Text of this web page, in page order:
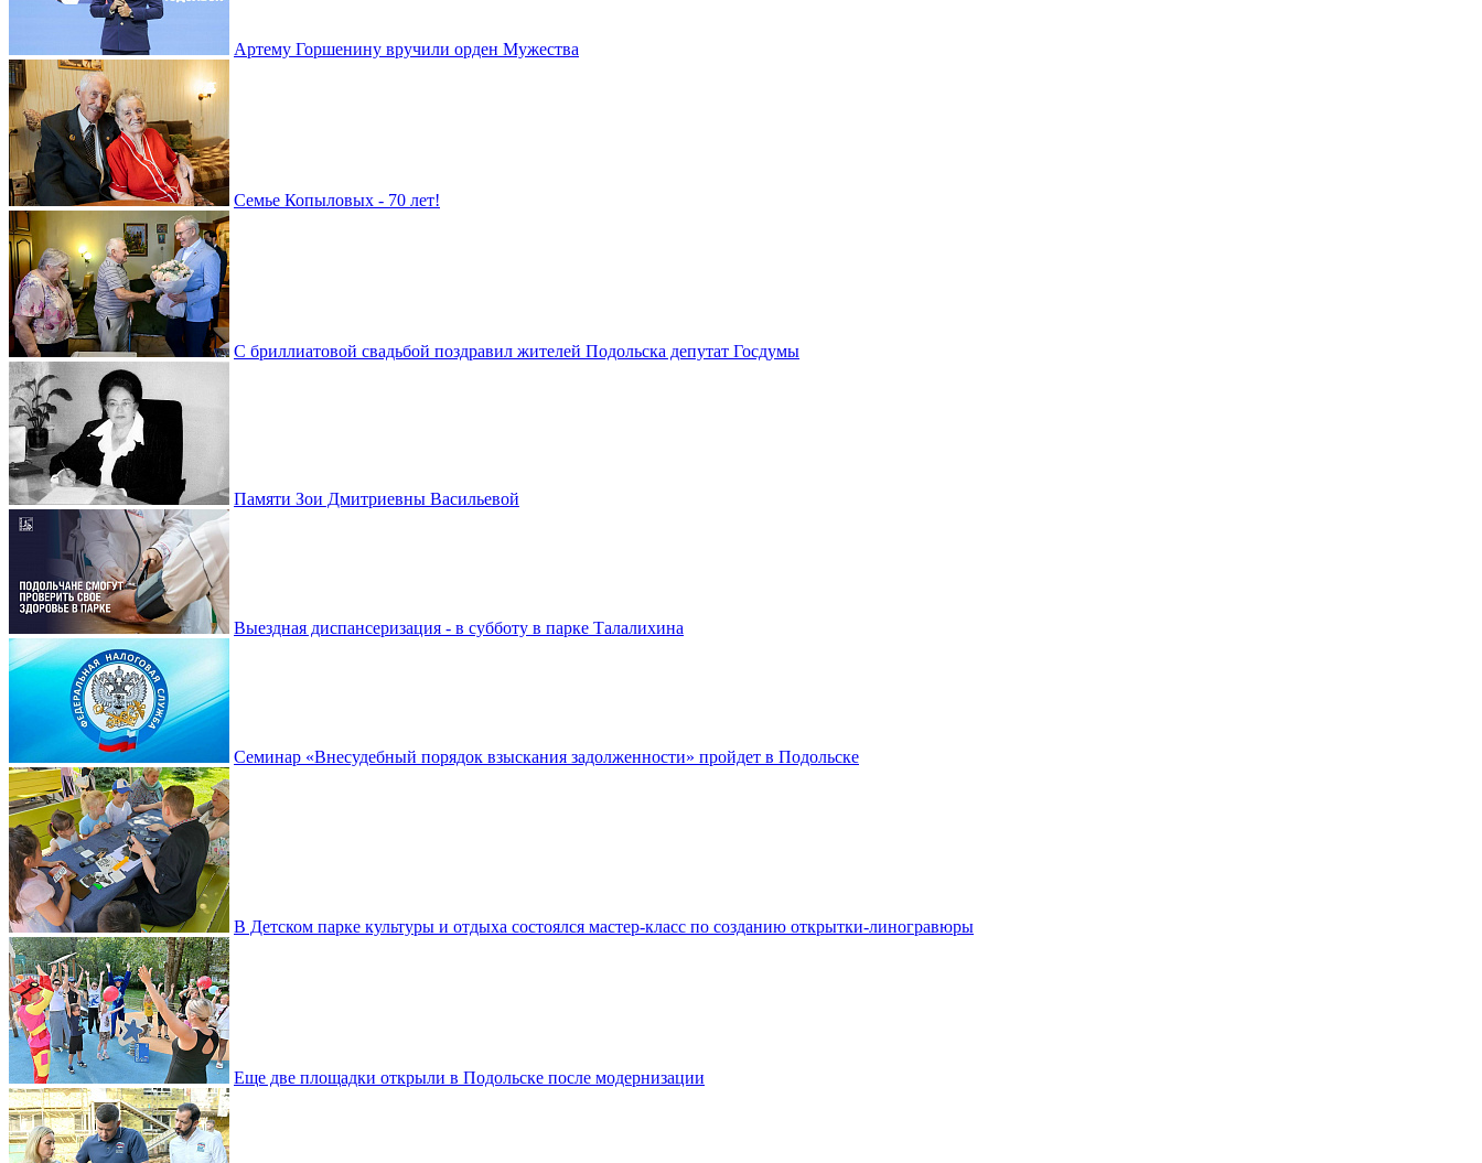
Артему Горшенину вручили орден Мужества
Семье Копыловых - 70 лет!
С бриллиатовой свадьбой поздравил жителей Подольска депутат Госдумы
Памяти Зои Дмитриевны Васильевой
Выездная диспансеризация - в субботу в парке Талалихина
Семинар «Внесудебный порядок взыскания задолженности» пройдет в Подольске
В Детском парке культуры и отдыха состоялся мастер-класс по созданию открытки-линогравюры
Еще две площадки открыли в Подольске после модернизации